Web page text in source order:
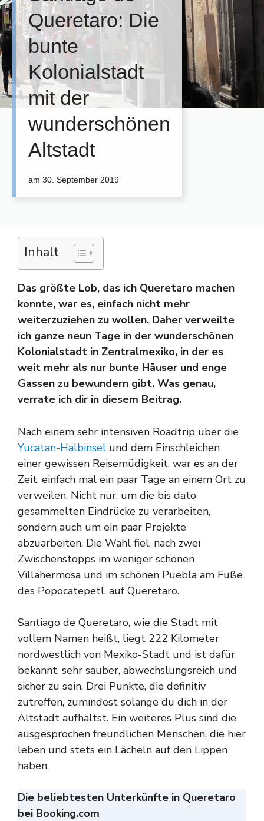
Queretaro: Die
bunte
Kolonialstadt
mit der
wunderschönen
Altstadt
am 30. September 2019
Inhalt
Das größte Lob, das ich Queretaro machen
konnte, war es, einfach nicht mehr
weiterzuziehen zu wollen. Daher verweilte
ich ganze neun Tage in der wunderschönen
Kolonialstadt in Zentralmexiko, in der es
weit mehr als nur bunte Häuser und enge
Gassen zu bewundern gibt. Was genau,
verrate ich dir in diesem Beitrag.
Nach einem sehr intensiven Roadtrip über die
Yucatan-Halbinsel und dem Einschleichen
einer gewissen Reisemüdigkeit, war es an der
Zeit, einfach mal ein paar Tage an einem Ort zu
verweilen. Nicht nur, um die bis dato
gesammelten Eindrücke zu verarbeiten,
sondern auch um ein paar Projekte
abzuarbeiten. Die Wahl fiel, nach zwei
Zwischenstopps im weniger schönen
Villahermosa und im schönen Puebla am Fuße
des Popocatepetl, auf Queretaro.
Santiago de Queretaro, wie die Stadt mit
vollem Namen heißt, liegt 222 Kilometer
nordwestlich von Mexiko-Stadt und ist dafür
bekannt, sehr sauber, abwechslungsreich und
sicher zu sein. Drei Punkte, die definitiv
zutreffen, zumindest solange du dich in der
Altstadt aufhältst. Ein weiteres Plus sind die
ausgesprochen freundlichen Menschen, die hier
leben und stets ein Lächeln auf den Lippen
haben.
Die beliebtesten Unterkünfte in Queretaro
bei Booking.com